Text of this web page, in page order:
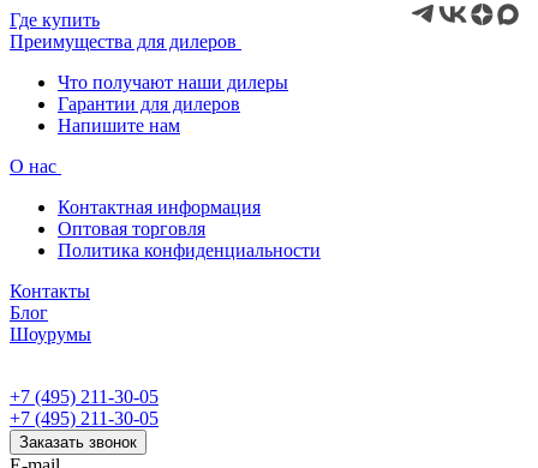
Где купить
Преимущества для дилеров
Что получают наши дилеры
Гарантии для дилеров
Напишите нам
О нас
Контактная информация
Оптовая торговля
Политика конфиденциальности
Контакты
Блог
Шоурумы
+7 (495) 211-30-05
+7 (495) 211-30-05
Заказать звонок